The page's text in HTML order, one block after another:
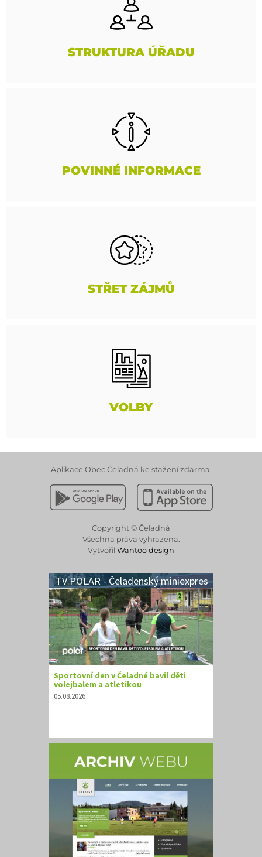
STRUKTURA ÚŘADU
POVINNÉ INFORMACE
STŘET ZÁJMŮ
VOLBY
Aplikace Obec Čeladná ke stažení zdarma.
Stáhnout z Google PlayStáhnout z Apple App
Copyright © Čeladná
Všechna práva vyhrazena.
Vytvořil Wantoo design